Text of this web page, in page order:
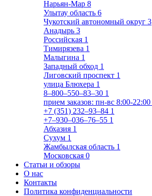
Нарьян-Мар 8
Улытау область 6
Чукотский автономный округ 3
Анадырь 3
Российская 1
Тимирязева 1
Малыгина 1
Западный обход 1
Лиговский проспект 1
улица Блюхера 1
8‒800‒550‒83‒30 1
прием заказов: пн-вс 8:00-22:00
+7 (351) 232‒93‒84 1
+7‒930‒036‒76‒55 1
Абхазия 1
Сухум 1
Жамбылская область 1
Московская 0
Статьи и обзоры
О нас
Контакты
Политика конфиденциальности